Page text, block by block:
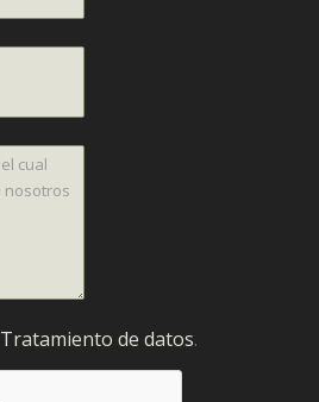
Tratamiento de datos.